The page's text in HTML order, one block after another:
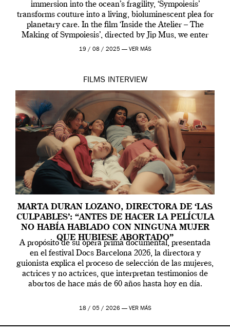
immersion into the ocean’s fragility, ‘Sympoiesis’
transforms couture into a living, bioluminescent plea for
planetary care. In the film ‘Inside the Atelier – The
Making of Sympoiesis’, directed by Jip Mus, we enter
the sacred space where Iris van Herpen’s […]
19 / 08 / 2025 — VER MÁS
FILMS INTERVIEW
MARTA DURAN LOZANO, DIRECTORA DE ‘LAS
CULPABLES’: “ANTES DE HACER LA PELÍCULA
NO HABÍA HABLADO CON NINGUNA MUJER
QUE HUBIESE ABORTADO”
A propósito de su ópera prima documental, presentada
en el festival Docs Barcelona 2026, la directora y
guionista explica el proceso de selección de las mujeres,
actrices y no actrices, que interpretan testimonios de
abortos de hace más de 60 años hasta hoy en día.
18 / 05 / 2026 — VER MÁS